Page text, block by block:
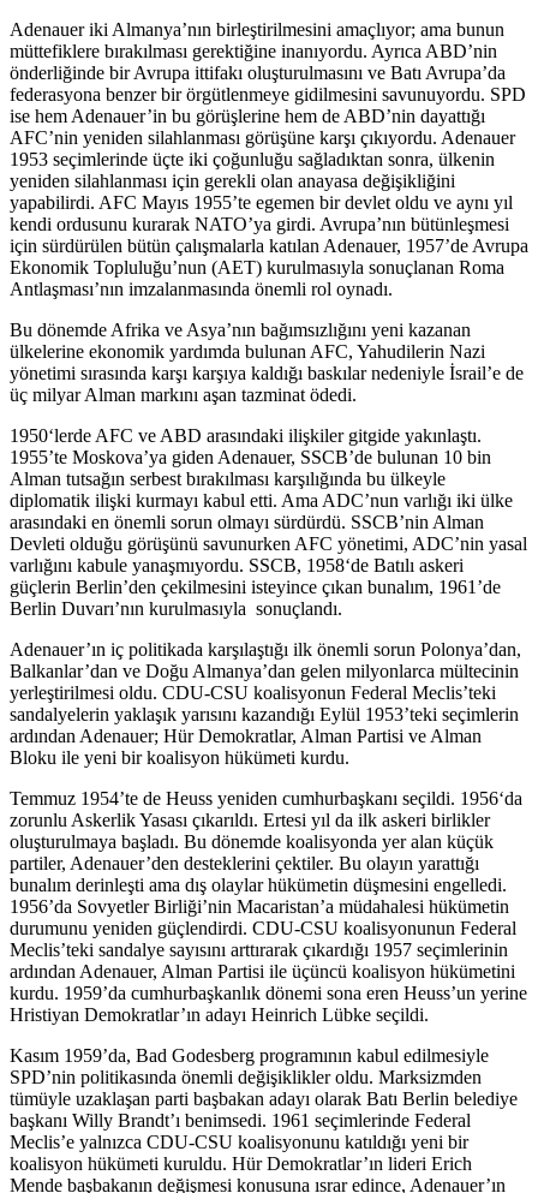
Adenauer iki Almanya’nın birleştirilmesini amaçlıyor; ama bunun
müttefiklere bırakılması gerektiğine inanıyordu. Ayrıca ABD’nin
önderliğinde bir Avrupa ittifakı oluşturulmasını ve Batı Avrupa’da
federasyona benzer bir örgütlenmeye gidilmesini savunuyordu. SPD
ise hem Adenauer’in bu görüşlerine hem de ABD’nin dayattığı
AFC’nin yeniden silahlanması görüşüne karşı çıkıyordu. Adenauer
1953 seçimlerinde üçte iki çoğunluğu sağladıktan sonra, ülkenin
yeniden silahlanması için gerekli olan anayasa değişikliğini
yapabilirdi. AFC Mayıs 1955’te egemen bir devlet oldu ve aynı yıl
kendi ordusunu kurarak NATO’ya girdi. Avrupa’nın bütünleşmesi
için sürdürülen bütün çalışmalarla katılan Adenauer, 1957’de Avrupa
Ekonomik Topluluğu’nun (AET) kurulmasıyla sonuçlanan Roma
Antlaşması’nın imzalanmasında önemli rol oynadı.
Bu dönemde Afrika ve Asya’nın bağımsızlığını yeni kazanan
ülkelerine ekonomik yardımda bulunan AFC, Yahudilerin Nazi
yönetimi sırasında karşı karşıya kaldığı baskılar nedeniyle İsrail’e de
üç milyar Alman markını aşan tazminat ödedi.
1950‘lerde AFC ve ABD arasındaki ilişkiler gitgide yakınlaştı.
1955’te Moskova’ya giden Adenauer, SSCB’de bulunan 10 bin
Alman tutsağın serbest bırakılması karşılığında bu ülkeyle
diplomatik ilişki kurmayı kabul etti. Ama ADC’nun varlığı iki ülke
arasındaki en önemli sorun olmayı sürdürdü. SSCB’nin Alman
Devleti olduğu görüşünü savunurken AFC yönetimi, ADC’nin yasal
varlığını kabule yanaşmıyordu. SSCB, 1958‘de Batılı askeri
güçlerin Berlin’den çekilmesini isteyince çıkan bunalım, 1961’de
Berlin Duvarı’nın kurulmasıyla sonuçlandı.
Adenauer’ın iç politikada karşılaştığı ilk önemli sorun Polonya’dan,
Balkanlar’dan ve Doğu Almanya’dan gelen milyonlarca mültecinin
yerleştirilmesi oldu. CDU-CSU koalisyonun Federal Meclis’teki
sandalyelerin yaklaşık yarısını kazandığı Eylül 1953’teki seçimlerin
ardından Adenauer; Hür Demokratlar, Alman Partisi ve Alman
Bloku ile yeni bir koalisyon hükümeti kurdu.
Temmuz 1954’te de Heuss yeniden cumhurbaşkanı seçildi. 1956‘da
zorunlu Askerlik Yasası çıkarıldı. Ertesi yıl da ilk askeri birlikler
oluşturulmaya başladı. Bu dönemde koalisyonda yer alan küçük
partiler, Adenauer’den desteklerini çektiler. Bu olayın yarattığı
bunalım derinleşti ama dış olaylar hükümetin düşmesini engelledi.
1956’da Sovyetler Birliği’nin Macaristan’a müdahalesi hükümetin
durumunu yeniden güçlendirdi. CDU-CSU koalisyonunun Federal
Meclis’teki sandalye sayısını arttırarak çıkardığı 1957 seçimlerinin
ardından Adenauer, Alman Partisi ile üçüncü koalisyon hükümetini
kurdu. 1959’da cumhurbaşkanlık dönemi sona eren Heuss’un yerine
Hristiyan Demokratlar’ın adayı Heinrich Lübke seçildi.
Kasım 1959’da, Bad Godesberg programının kabul edilmesiyle
SPD’nin politikasında önemli değişiklikler oldu. Marksizmden
tümüyle uzaklaşan parti başbakan adayı olarak Batı Berlin belediye
başkanı Willy Brandt’ı benimsedi. 1961 seçimlerinde Federal
Meclis’e yalnızca CDU-CSU koalisyonunu katıldığı yeni bir
koalisyon hükümeti kuruldu. Hür Demokratlar’ın lideri Erich
Mende başbakanın değişmesi konusuna ısrar edince, Adenauer’ın